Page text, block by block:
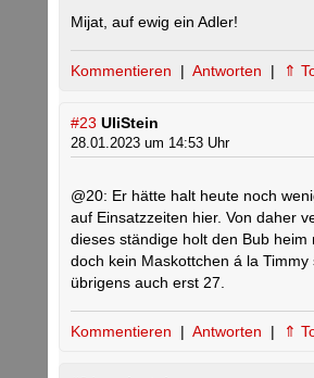
Mijat, auf ewig ein Adler!
Kommentieren | Antworten | ⇑
#23 UliStein
28.01.2023 um 14:53 Uhr
@20: Er hätte halt heute noch
auf Einsatzzeiten hier. Von daher
dieses ständige holt den Bub heim
doch kein Maskottchen á la Timmy
übrigens auch erst 27.
Kommentieren | Antworten | ⇑